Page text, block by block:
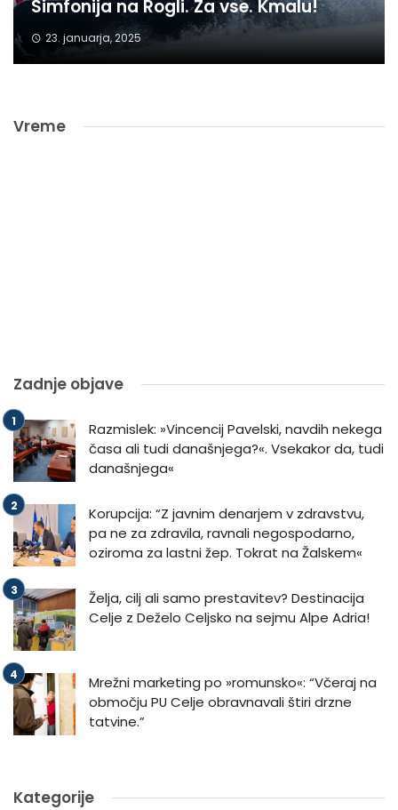
Simfonija na Rogli. Za vse. Kmalu!
23. januarja, 2025
Vreme
Zadnje objave
Razmislek: »Vincencij Pavelski, navdih nekega
časa ali tudi današnjega?«. Vsekakor da, tudi
današnjega«
Korupcija: “Z javnim denarjem v zdravstvu,
pa ne za zdravila, ravnali negospodarno,
oziroma za lastni žep. Tokrat na Žalskem«
Želja, cilj ali samo prestavitev? Destinacija
Celje z Deželo Celjsko na sejmu Alpe Adria!
Mrežni marketing po »romunsko«: “Včeraj na
območju PU Celje obravnavali štiri drzne
tatvine.”
Kategorije